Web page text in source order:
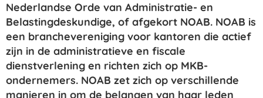
Nederlandse Orde van Administratie- en
Belastingdeskundige, of afgekort NOAB. NOAB is
een branchevereniging voor kantoren die actief
zijn in de administratieve en fiscale
dienstverlening en richten zich op MKB-
ondernemers. NOAB zet zich op verschillende
manieren in om de belangen van haar leden